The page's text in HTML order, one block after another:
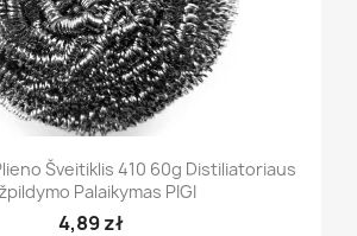
Šveitiklis 410 60g Distiliatoriaus
Palaikymas PIGI
4,89 zł